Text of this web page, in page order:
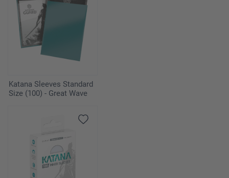
Katana Sleeves Standard
Size (100) - Great Wave